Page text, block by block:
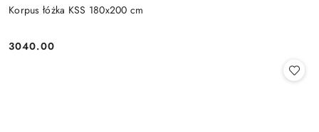
Korpus łóżka KSS 180x200 cm
Cena:
3040.00